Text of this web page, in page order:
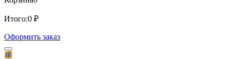
Итого:0 ₽
Оформить заказ